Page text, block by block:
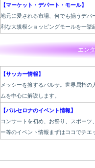
【マーケット・デパート・モール】
地元に愛される市場、何でも揃うデパ
利な大規模ショッピングモールを一挙
エン
【サッカー情報】
メッシーを擁するバルサ。世界屈指の
ムを中心に解説します。
【バルセロナのイベント情報】
コンサートを初め、お祭り、スポーツ
ー等のイベント情報まずはココでチエ